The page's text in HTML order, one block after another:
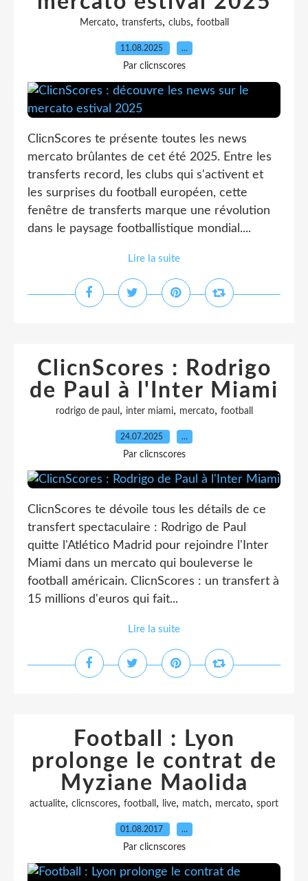
Mercato, transferts, clubs, football
11.08.2025 …
Par clicnscores
ClicnScores te présente toutes les news
mercato brûlantes de cet été 2025. Entre les
transferts record, les clubs qui s'activent et
les surprises du football européen, cette
fenêtre de transferts marque une révolution
dans le paysage footballistique mondial....
Lire la suite
ClicnScores : Rodrigo
de Paul à l'Inter Miami
rodrigo de paul , inter miami, mercato, football
24.07.2025 …
Par clicnscores
ClicnScores te dévoile tous les détails de ce
transfert spectaculaire : Rodrigo de Paul
quitte l'Atlético Madrid pour rejoindre l'Inter
Miami dans un mercato qui bouleverse le
football américain. ClicnScores : un transfert à
15 millions d'euros qui fait...
Lire la suite
Football : Lyon
prolonge le contrat de
Myziane Maolida
actualite, clicnscores, football , live, match, mercato, sport
01.08.2017 …
Par clicnscores